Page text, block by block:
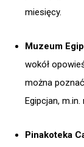
miesięcy.
Muzeum
wokół
można
Egipcjan,
Pinakoteka